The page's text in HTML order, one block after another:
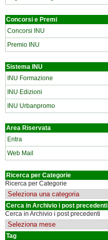
Concorsi e Premi
Concorsi INU
Premio INU
Sistema INU
INU Formazione
INU Edizioni
INU Urbanpromo
Area Riservata
Entra
Web Mail
Ricerca per Categorie
Ricerca per Categorie
Cerca in Archivio i post precedenti
Cerca in Archivio i post precedenti
Tag